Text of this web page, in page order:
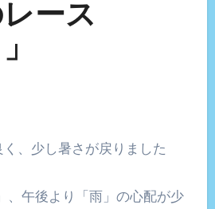
レース
、午後より「雨」の心配が少